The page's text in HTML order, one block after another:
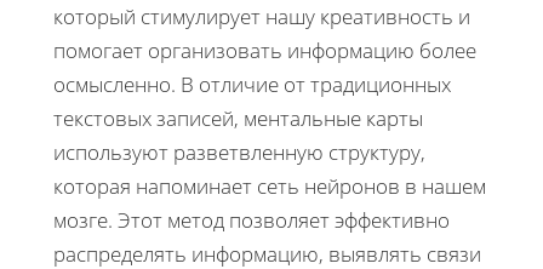
который стимулирует нашу креативность и
помогает организовать информацию более
осмысленно. В отличие от традиционных
текстовых записей, ментальные карты
используют разветвленную структуру,
которая напоминает сеть нейронов в нашем
мозге. Этот метод позволяет эффективно
распределять информацию, выявлять связи